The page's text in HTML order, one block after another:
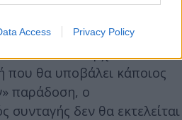
Access Privacy Policy
τις φάσεις για το πού
και θα του έρχεται
που θα υποβάλει κάποιος
παράδοση, ο
συνταγής δεν θα εκτελείται